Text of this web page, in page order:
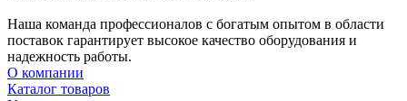
Наша команда профессионалов с богатым опытом в области
поставок гарантирует высокое качество оборудования и
надежность работы.
О компании
Каталог товаров